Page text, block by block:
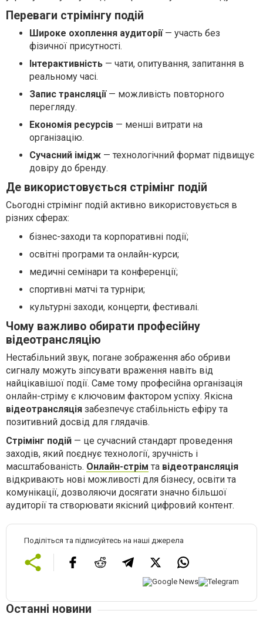
Переваги стрімінгу подій
Широке охоплення аудиторії— участь без
фізичної присутності.
Інтерактивність — чати, опитування, запитання в
реальному часі.
Запис трансляції— можливість повторного
перегляду.
Економія ресурсів — менші витрати на
організацію.
Сучасний імідж — технологічний формат підвищує
довіру до бренду.
Де використовується стрімінг подій
Сьогодні стрімінг подій активно використовується в
різних сферах:
бізнес-заходи та корпоративні події;
освітні програми та онлайн-курси;
медичні семінари та конференції;
спортивні матчі та турніри;
культурні заходи, концерти, фестивалі.
Чому важливо обирати професійну
відеотрансляцію
Нестабільний звук, погане зображення або обриви
сигналу можуть зіпсувати враження навіть від
найцікавішої події. Саме тому професійна організація
онлайн-стріму є ключовим фактором успіху. Якісна
відеотрансляція забезпечує стабільність ефіру та
позитивний досвід для глядачів.
Стрімінг подій — це сучасний стандарт проведення
заходів, який поєднує технології, зручність і
масштабованість. Онлайн-стрім та відеотрансляція
відкривають нові можливості для бізнесу, освіти та
комунікації, дозволяючи досягати значно більшої
аудиторії та створювати якісний цифровий контент.
Поділіться та підписуйтесь на наші джерела
Останні новини